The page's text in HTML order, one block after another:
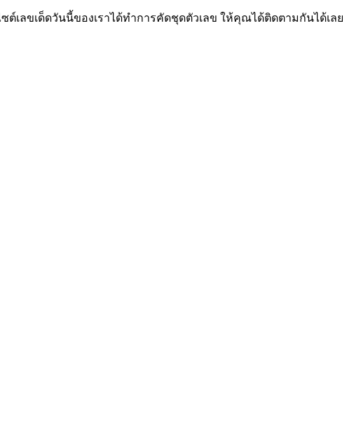
ต์เลขเด็ดวันนี้ของเราได้ทำการคัดชุดตัวเลข ให้คุณได้ติดตามกันได้เลย